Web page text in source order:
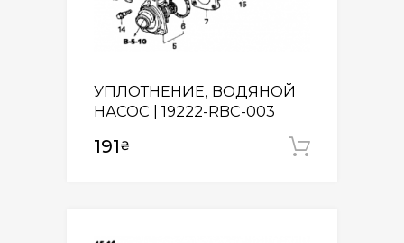
УПЛОТНЕНИЕ, ВОДЯНОЙ
НАСОС | 19222-RBC-003
191₴